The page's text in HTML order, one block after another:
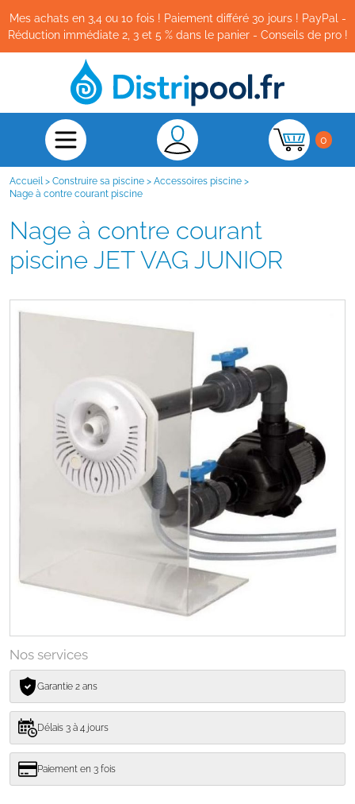
Mes achats en 3,4 ou 10 fois ! Paiement différé 30 jours ! PayPal -
Réduction immédiate 2, 3 et 5 % dans le panier - Conseils de pro !
0
Accueil > Construire sa piscine > Accessoires piscine >
Nage à contre courant piscine
Nage à contre courant
piscine JET VAG JUNIOR
Nos services
Garantie 2 ans
Délais 3 à 4 jours
Paiement en 3 fois